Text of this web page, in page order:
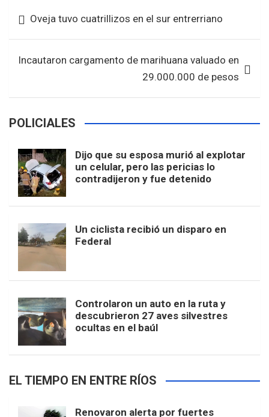
o
o
k
A
p
p
de
entradas
Oveja tuvo cuatrillizos en el sur entrerriano
Incautaron cargamento de marihuana valuado en
29.000.000 de pesos
POLICIALES
Dijo que su esposa murió al explotar
un celular, pero las pericias lo
contradijeron y fue detenido
Un ciclista recibió un disparo en
Federal
Controlaron un auto en la ruta y
descubrieron 27 aves silvestres
ocultas en el baúl
EL TIEMPO EN ENTRE RÍOS
Renovaron alerta por fuertes